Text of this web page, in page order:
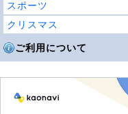
スポーツ
クリスマス
ご利用について